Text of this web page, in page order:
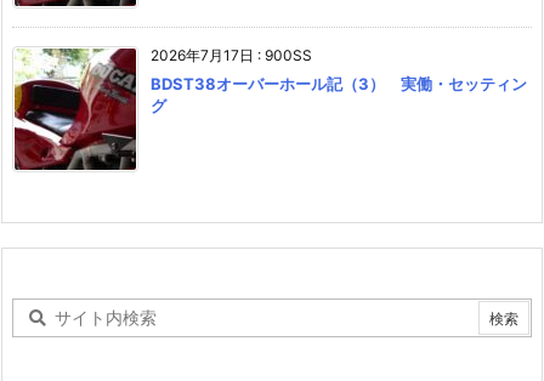
2026年7月17日 : 900SS
BDST38オーバーホール記（3） 実働・セッティン
グ